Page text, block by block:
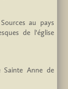
au pays
de l'église
Sainte Anne de